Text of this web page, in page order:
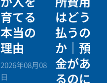
育てる
本当の
理由
2026年08月08
日
はどう
払うの
か｜預
金があ
るのに